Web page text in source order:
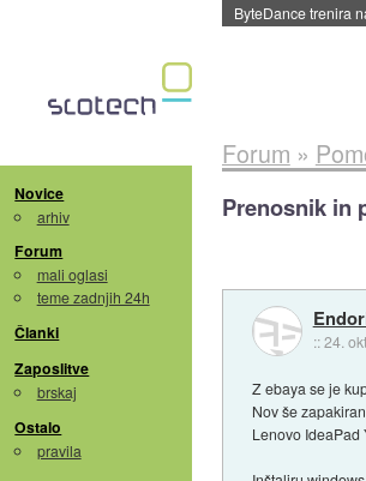
ByteDance trenira
Novice
arhiv
Forum
mali oglasi
teme zadnjih 24h
Članki
Zaposlitve
brskaj
Ostalo
pravila
Forum »
Prenosnik in
::24.
Z ebaya se je
Nov še
Lenovo IdeaPad